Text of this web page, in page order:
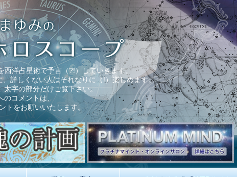
西洋占星術で予言（?!）していきます。
詳しくない人はそれなりに（!）楽しめます。
字の部分だけご覧下さい。
のコメントは、
トをお願いいたします。